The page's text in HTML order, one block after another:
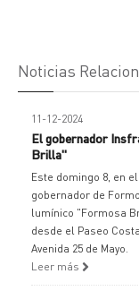
Noticias
11-12-2024
El gobernador
Brilla"
Este domingo 8, en
gobernador de
lumínico "Formosa
desde el Paseo
Avenida 25 de Mayo.
Leer más